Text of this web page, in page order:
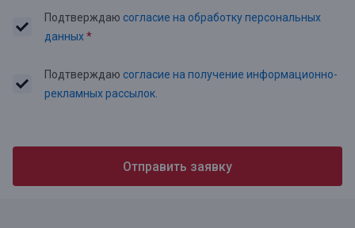
Подтверждаю согласие на обработку персональных
данных*
Подтверждаю согласие на получение информационно-
рекламных рассылок.
Отправить заявку